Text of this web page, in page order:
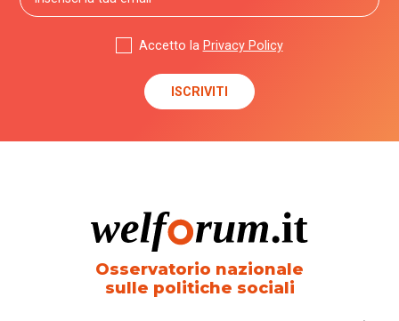
Accetto la Privacy Policy
Osservatorio nazionale
sulle politiche sociali